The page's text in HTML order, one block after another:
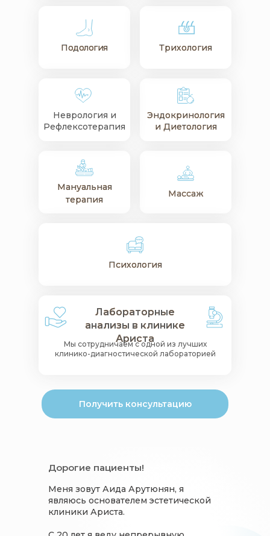
Подология
Подология Трихология
Трихология
Эндокринология
и Диетология
Эндокринология
и Диетология
Массаж
Массаж
Мануальная
терапия
Мануальная
терапия
Психология
Психология
Неврология и
Рефлексотерапия
Мы сотрудничаем с одной из лучших
клинико-диагностической лабораторией
Лабораторные
анализы в клинике
Ариста
Лабораторные
анализы в клинике
Ариста
Получить консультацию
Дорогие пациенты!
Меня зовут Аида Арутюнян, я
являюсь основателем эстетической
клиники Ариста.